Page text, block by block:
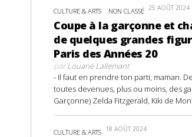
CULTURE & ARTS NON CLASSÉ 25 AOÛT 2024
Coupe à la garçonne et
de quelques grandes
Paris des Années 20
parLouane Lallemant
- Il faut en prendre ton parti, maman.
toutes devenues, plus ou moins, des
Garçonne) Zelda Fitzgerald, Kiki de
CULTURE & ARTS 18 AOÛT 2024